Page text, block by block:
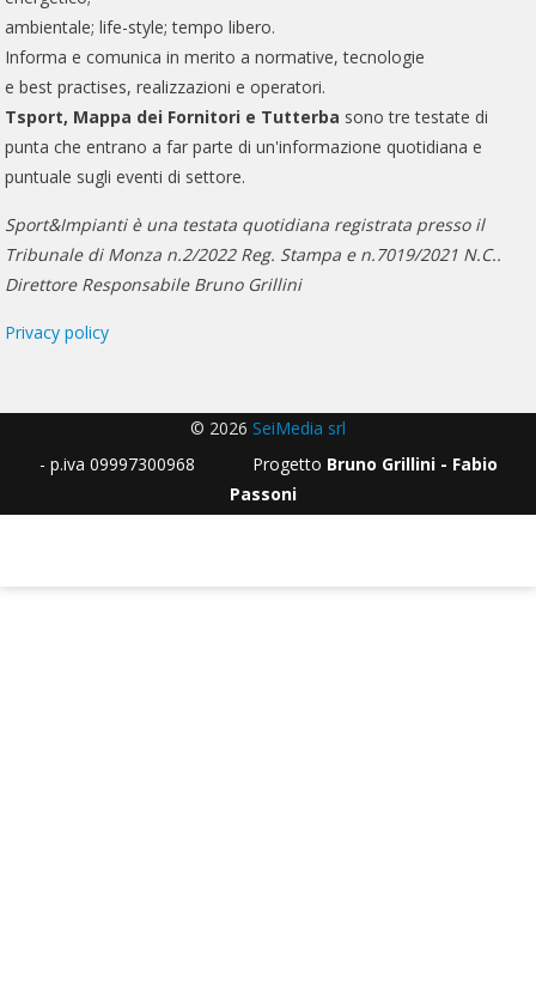
ambientale; life-style; tempo libero.
Informa e comunica in merito a normative, tecnologie
e best practises, realizzazioni e operatori.
Tsport, Mappa dei Fornitori e Tutterba sono tre testate di
punta che entrano a far parte di un'informazione quotidiana e
puntuale sugli eventi di settore.
Sport&Impianti è una testata quotidiana registrata presso il
Tribunale di Monza n.2/2022 Reg. Stampa e n.7019/2021 N.C..
Direttore Responsabile Bruno Grillini
Privacy policy
© 2026 SeiMedia srl
- p.iva 09997300968 Progetto Bruno Grillini - Fabio
Passoni